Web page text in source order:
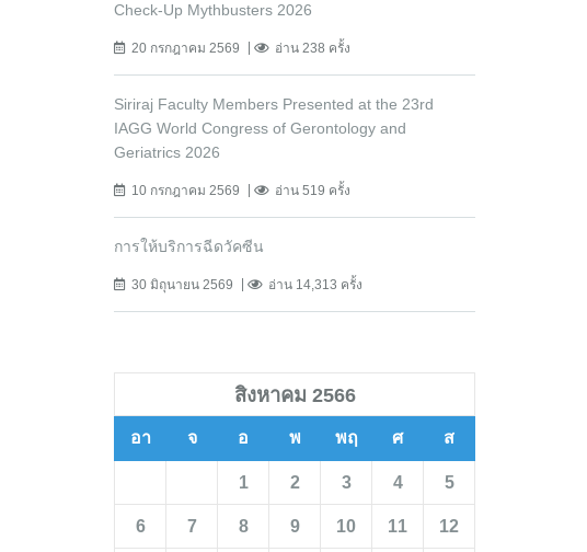
Check-Up Mythbusters 2026
20 กรกฎาคม 2569 อ่าน 238 ครั้ง
Siriraj Faculty Members Presented at the 23rd
IAGG World Congress of Gerontology and
Geriatrics 2026
10 กรกฎาคม 2569 อ่าน 519 ครั้ง
การให้บริการฉีดวัคซีน
30 มิถุนายน 2569 อ่าน 14,313 ครั้ง
สิงหาคม 2566
อา จ อ พ พฤ ศ ส
1 2 3 4 5
6 7 8 9 10 11 12